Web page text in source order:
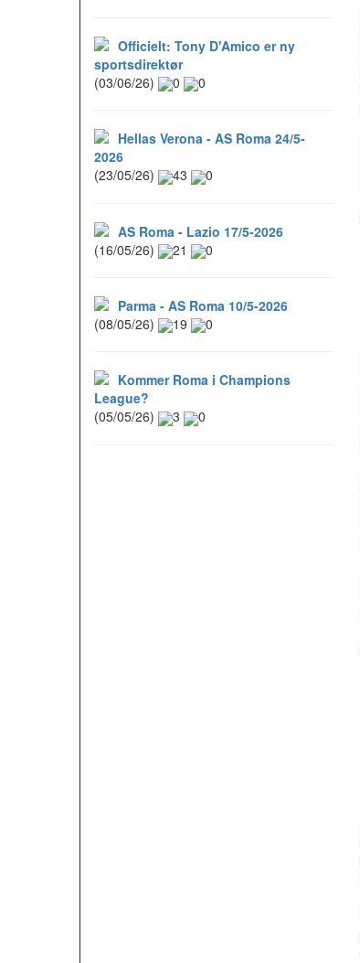
Officielt: Tony D'Amico er ny
sportsdirektør
(03/06/26)
0 0
Hellas Verona - AS Roma 24/5-
2026
(23/05/26)
43 0
AS Roma - Lazio 17/5-2026
(16/05/26)
21 0
Parma - AS Roma 10/5-2026
(08/05/26)
19 0
Kommer Roma i Champions
League?
(05/05/26)
3 0